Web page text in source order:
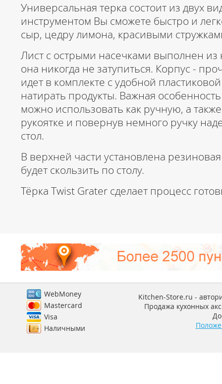
Универсальная терка состоит из двух
инструментом Вы сможете быстро и
сыр, цедру лимона, красивыми
Лист с острыми насечками выполнен
она никогда не затупиться. Корпус -
идет в комплекте с удобной
натирать продукты. Важная
можно использовать как ручную, а
рукоятке и повернув немного ручку
стол.
В верхней части установлена
будет скользить по столу.
Тёрка Twist Grater сделает процесс
WebMoney
Mastercard
Visa
Наличными
Kitchen-Store.ru -
Продажа кухонных